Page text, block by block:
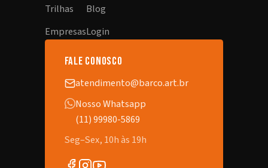
Trilhas
Empresas
Blog
Login
fale conosco
atendimento@barco.art.br
Nosso Whatsapp
(11) 99980-5869
Seg–Sex, 10h às 19h